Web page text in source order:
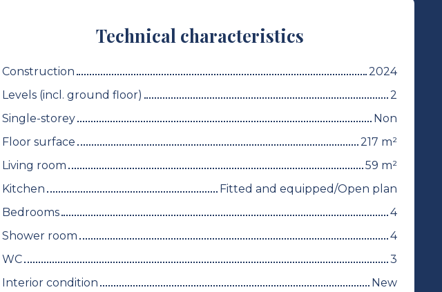
Technical characteristics
Construction
2024
Levels (incl. ground floor)
2
Single-storey
Non
Floor surface
217 m²
Living room
59 m²
Kitchen
Fitted and equipped/Open plan
Bedrooms
4
Shower room
4
WC
3
Interior condition
New